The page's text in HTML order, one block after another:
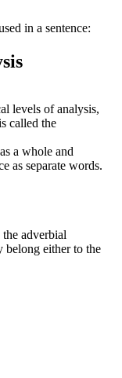
in a sentence:
levels of analysis,
called the
a whole and
as separate words.
adverbial
belong either to the